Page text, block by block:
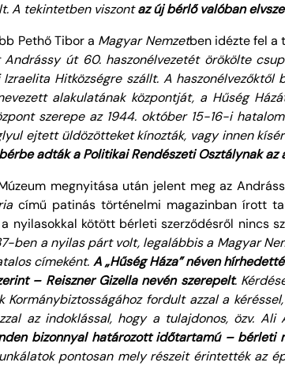
A tekintetben viszontaz új bérlő valóban
Pethő Tibor a Magyar Nemzetben idézte fel a
Andrássy út 60. haszonélvezetét örökölte
Hitközségre szállt. A
alakulatának központját, a Hűség
szerepe az 1944. október 15-16-i
ejtett üldözötteket kínozták, vagy innen
adták a Politikai Rendészeti Osztálynak
megnyitása után jelent meg az
című patinás történelmi magazinban írott
nyilasokkal kötött bérleti szerződésről nincs
ben a nyilas párt volt, legalábbis a Magyar
címeként. A „Hűség Háza” néven
– Reiszner Gizella nevén szerepelt.
Kormánybiztosságához fordult azzal a
az indoklással, hogy a tulajdonos, özv.
bizonnyal határozott időtartamú – bérleti
pontosan mely részeit érintették az